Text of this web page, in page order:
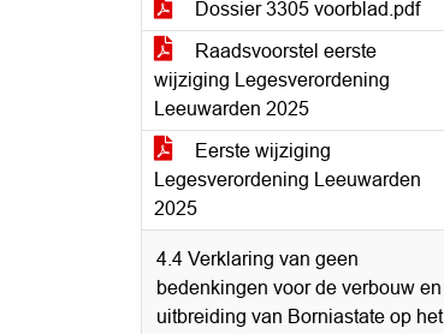
Dossier 3305 voorblad.pdf
Raadsvoorstel eerste
wijziging Legesverordening
Leeuwarden 2025
Eerste wijziging
Legesverordening Leeuwarden
2025
4.4 Verklaring van geen
bedenkingen voor de verbouw en
uitbreiding van Borniastate op het